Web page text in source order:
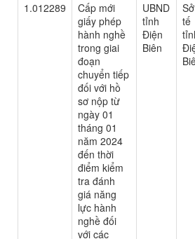
1.012289
Cấp mới
giấy phép
hành nghề
trong giai
đoạn
chuyển tiếp
đối với hồ
sơ nộp từ
ngày 01
tháng 01
năm 2024
đến thời
điểm kiểm
tra đánh
giá năng
lực hành
nghề đối
với các
UBND
tỉnh
Điện
Biên
tế